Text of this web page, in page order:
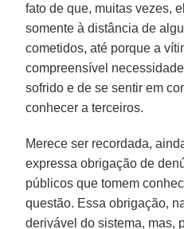
fato de que, muitas vezes,
somente à distância de
cometidos, até porque a
compreensível
sofrido e de se sentir em
conhecer a terceiros.
Merece ser recordada,
expressa obrigação de
públicos que tomem
questão. Essa obrigação,
derivável do sistema, mas,